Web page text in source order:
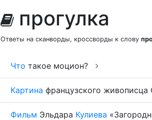
прогулка
Ответы на сканворды, кроссворды к слову
Что такое моцион?
Картина французского живописца
Фильм Эльдара Кулиева